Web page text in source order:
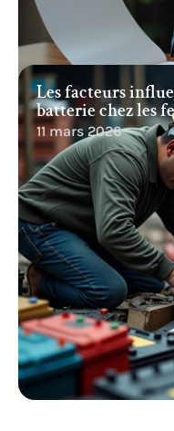
Les facteurs
batterie chez les
11 mars 2026